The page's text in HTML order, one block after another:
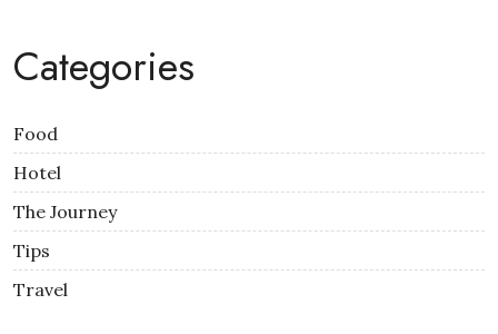
Categories
Food
Hotel
The Journey
Tips
Travel